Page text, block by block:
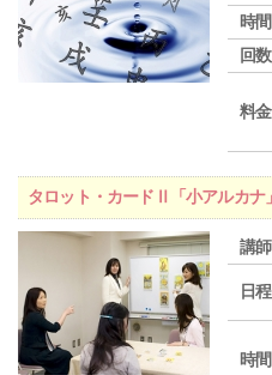
時間
回数
料金
タロット・カードⅡ「小アルカナ
講師
日程
時間